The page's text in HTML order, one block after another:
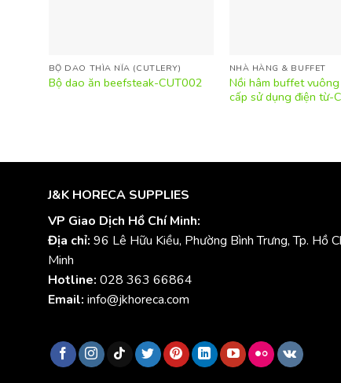
BỘ DAO THÌA NĨA (CUTLERY)
Bộ dao ăn beefsteak-CUT002
NHÀ HÀNG & BUFFET
Nồi hâm buffet
cấp sử dụng điện từ-
J&K HORECA SUPPLIES
VP Giao Dịch Hồ Chí Minh:
Địa chỉ: 96 Lê Hữu Kiều, Phường Bình Trưng, Tp. Hồ
Minh
Hotline: 028 363 66864
Email: info@jkhoreca.com